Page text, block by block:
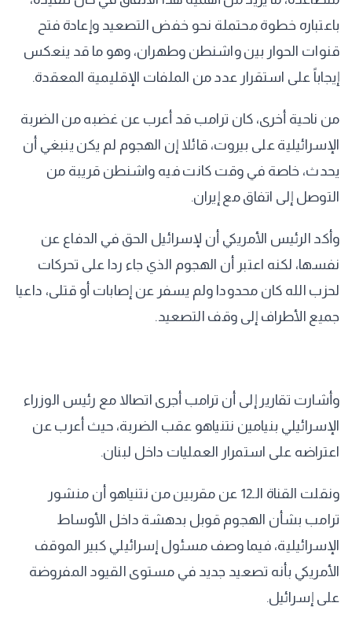
باعتباره خطوة محتملة نحو خفض التصعيد وإعادة فتح
قنوات الحوار بين واشنطن وطهران، وهو ما قد ينعكس
إيجاباً على استقرار عدد من الملفات الإقليمية المعقدة.
من ناحية أخرى، كان ترامب قد أعرب عن غضبه من الضربة
الإسرائيلية على بيروت، قائلا إن الهجوم لم يكن ينبغي أن
يحدث، خاصة في وقت كانت فيه واشنطن قريبة من
التوصل إلى اتفاق مع إيران.
وأكد الرئيس الأمريكي أن لإسرائيل الحق في الدفاع عن
نفسها، لكنه اعتبر أن الهجوم الذي جاء ردا على تحركات
لحزب الله كان محدودا ولم يسفر عن إصابات أو قتلى، داعيا
جميع الأطراف إلى وقف التصعيد.
وأشارت تقارير إلى أن ترامب أجرى اتصالا مع رئيس الوزراء
الإسرائيلي بنيامين نتنياهو عقب الضربة، حيث أعرب عن
اعتراضه على استمرار العمليات داخل لبنان.
ونقلت القناة الـ12 عن مقربين من نتنياهو أن منشور
ترامب بشأن الهجوم قوبل بدهشة داخل الأوساط
الإسرائيلية، فيما وصف مسئول إسرائيلي كبير الموقف
الأمريكي بأنه تصعيد جديد في مستوى القيود المفروضة
على إسرائيل.